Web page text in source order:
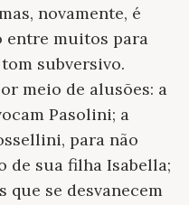
novamente, é
entre muitos para
subversivo.
meio de alusões: a
Pasolini; a
para não
de sua filha Isabella;
que se desvanecem